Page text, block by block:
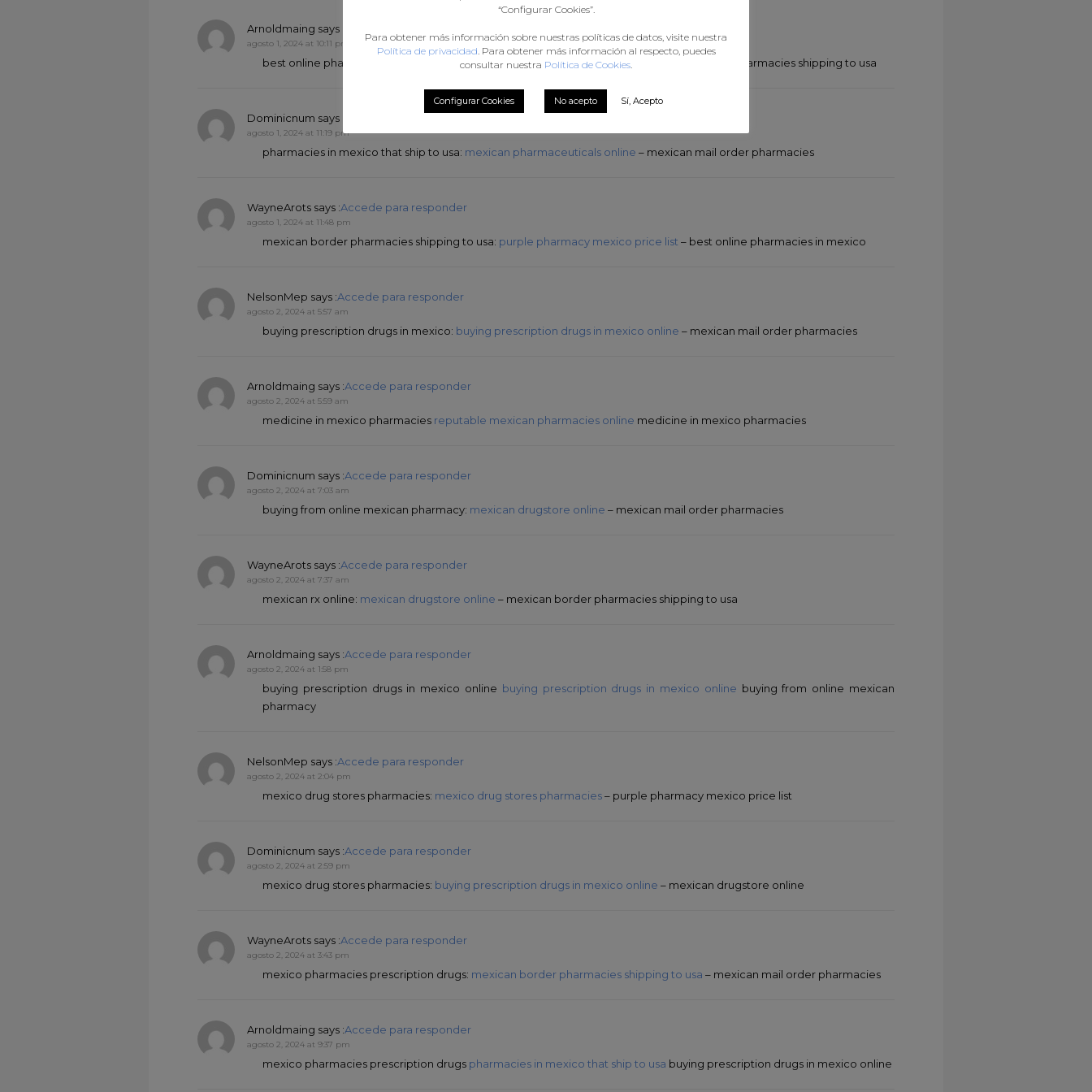
Arnoldmaing says :
agosto 1, 2024 at 10:11 pm
best online pharmacies in mexico reputable mexican pharmacies online mexican border pharmacies shipping to usa
Dominicnum says :
agosto 1, 2024 at 11:19 pm
pharmacies in mexico that ship to usa: mexican pharmaceuticals online – mexican mail order pharmacies
WayneArots says :Accede para responder
agosto 1, 2024 at 11:48 pm
mexican border pharmacies shipping to usa: purple pharmacy mexico price list – best online pharmacies in mexico
NelsonMep says :Accede para responder
agosto 2, 2024 at 5:57 am
buying prescription drugs in mexico: buying prescription drugs in mexico online – mexican mail order pharmacies
Arnoldmaing says :Accede para responder
agosto 2, 2024 at 5:59 am
medicine in mexico pharmacies reputable mexican pharmacies online medicine in mexico pharmacies
Dominicnum says :Accede para responder
agosto 2, 2024 at 7:03 am
buying from online mexican pharmacy: mexican drugstore online – mexican mail order pharmacies
WayneArots says :Accede para responder
agosto 2, 2024 at 7:37 am
mexican rx online: mexican drugstore online – mexican border pharmacies shipping to usa
Arnoldmaing says :Accede para responder
agosto 2, 2024 at 1:58 pm
buying prescription drugs in mexico online buying prescription drugs in mexico online buying from online mexican
pharmacy
NelsonMep says :Accede para responder
agosto 2, 2024 at 2:04 pm
mexico drug stores pharmacies: mexico drug stores pharmacies– purple pharmacy mexico price list
Dominicnum says :Accede para responder
agosto 2, 2024 at 2:59 pm
mexico drug stores pharmacies: buying prescription drugs in mexico online – mexican drugstore online
WayneArots says :Accede para responder
agosto 2, 2024 at 3:43 pm
mexico pharmacies prescription drugs: mexican border pharmacies shipping to usa – mexican mail order pharmacies
Arnoldmaing says :Accede para responder
agosto 2, 2024 at 9:37 pm
mexico pharmacies prescription drugs pharmacies in mexico that ship to usa buying prescription drugs in mexico online
“Configurar Cookies”.
Para obtener más información sobre nuestras políticas de datos, visite nuestra
Política de privacidad . Para obtener más información al respecto, puedes
consultar nuestra Política de Cookies
Configurar Cookies No acepto Sí, Acepto